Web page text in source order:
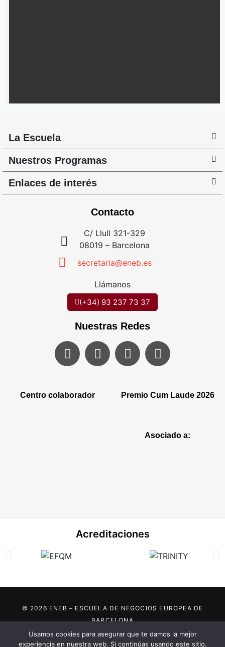
La Escuela
Nuestros Programas
Enlaces de interés
Contacto
C/ Llull 321-329
08019 – Barcelona
secretaria@eneb.es
Llámanos
(+34) 93 237 73 37
Nuestras Redes
Centro colaborador Premio Cum Laude 2026
Asociado a:
Acreditaciones
© 2026 ENEB – ESCUELA DE NEGOCIOS EUROPEA DE
BARCELONA
Marca registrada por:
Usamos cookies para asegurar que te damos la mejor
experiencia en nuestra web. Si continúas usando este sitio,